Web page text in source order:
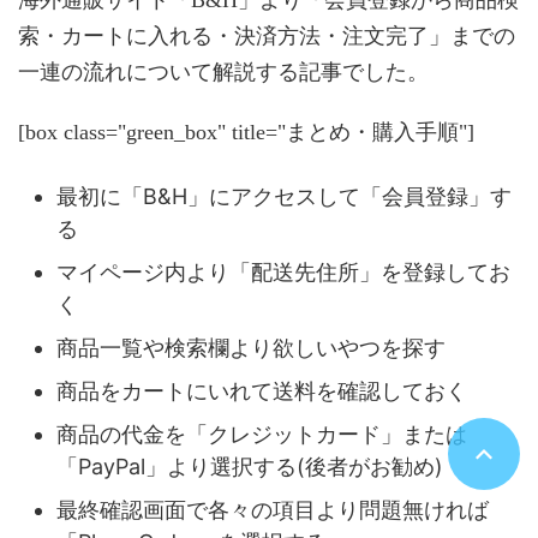
索・カートに入れる・決済方法・注文完了」までの
一連の流れについて解説する記事でした。
[box class="green_box" title="まとめ・購入手順"]
最初に「B&H」にアクセスして「会員登録」す
る
マイページ内より「配送先住所」を登録してお
く
商品一覧や検索欄より欲しいやつを探す
商品をカートにいれて送料を確認しておく
商品の代金を「クレジットカード」または
「PayPal」より選択する(後者がお勧め)
最終確認画面で各々の項目より問題無ければ